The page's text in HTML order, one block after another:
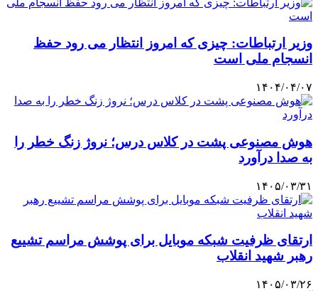
وزیر ارتباطات: چیزی که امروز انتظار می رود حفظ
انسجام ملی است
۱۴۰۴/۰۴/۰۷
هوش مصنوعی پشت در کلاس درس؛ نروژ زنگ خطر را
به صدا درآورد
۱۴۰۵/۰۳/۳۱
ارتقای ظرفیت شبکه موبایل برای پوشش مراسم تشییع
رهبر شهید انقلاب
۱۴۰۵/۰۳/۲۶